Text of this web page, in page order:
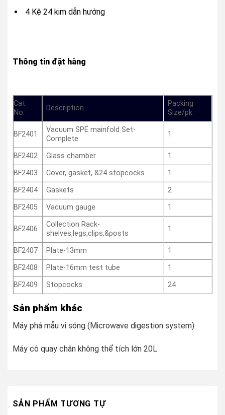
4 Kệ 24 kim dẫn hướng
Thông tin đặt hàng
Cat
No.
Description
Packing
Size/pk
BF2401
Vacuum SPE mainfold Set-
Complete
1
BF2402 Glass chamber
1
BF2403
Cover, gasket, &24 stopcocks
1
BF2404
Gaskets
2
BF2405
Vacuum gauge 1
BF2406
Collection Rack-
shelves,legs,clips,&posts
1
BF2407 Plate-13mm
1
BF2408
Plate-16mm test tube
1
BF2409
Stopcocks 24
Sản phẩm khác
Máy phá mẫu vi sóng (Microwave digestion system)
Máy cô quay chân không thể tích lớn 20L
SẢN PHẨM TƯƠNG TỰ